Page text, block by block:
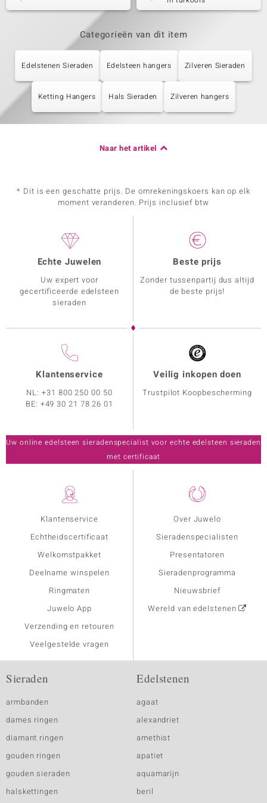
Categorieën van dit item
Edelstenen Sieraden Edelsteen hangers Zilveren Sieraden
Ketting Hangers Hals Sieraden Zilveren hangers
Naar het artikel
* Dit is een geschatte prijs. De omrekeningskoers kan op elk
moment veranderen. Prijs inclusief btw
Klantenservice
Echtheidscertificaat
Welkomstpakket
Deelname winspelen
Ringmaten
Juwelo App
Verzending en retouren
Veelgestelde vragen
Over Juwelo
Sieradenspecialisten
Presentatoren
Sieradenprogramma
Nieuwsbrief
Wereld van edelstenen
Echte Juwelen
Uw expert voor
gecertificeerde edelsteen
sieraden
Beste prijs
Zonder tussenpartij dus altijd
de beste prijs!
Klantenservice
NL:+31 800 250 00 50
BE: +49 30 21 78 26 01
Veilig inkopen doen
Trustpilot Koopbescherming
Uw online edelsteen sieradenspecialist voor echte edelsteen sieraden
met certificaat
Sieraden
armbanden
dames ringen
diamant ringen
gouden ringen
gouden sieraden
halskettingen
Edelstenen
agaat
alexandriet
amethist
apatiet
aquamarijn
beril